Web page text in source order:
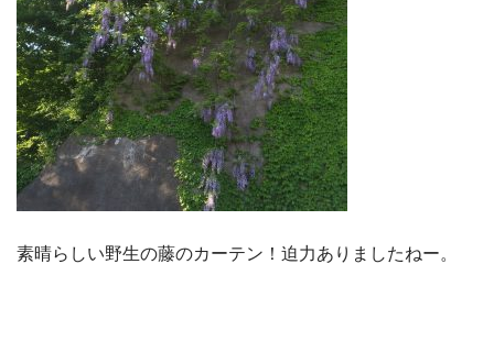
素晴らしい野生の藤のカーテン！迫力ありましたねー。